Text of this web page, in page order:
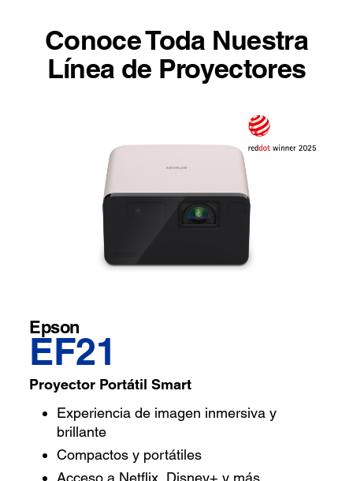
Conoce Toda Nuestra
Línea de Proyectores
Epson
EF21
Proyector Portátil Smart
Experiencia de imagen inmersiva y
brillante
Compactos y portátiles
Acceso a Netflix, Disney+ y más